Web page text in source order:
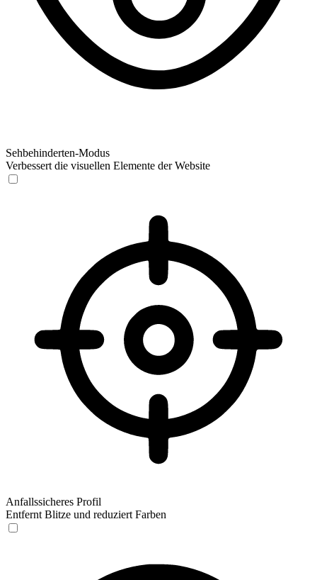
Sehbehinderten-Modus
Verbessert die visuellen Elemente der Website
Anfallssicheres Profil
Entfernt Blitze und reduziert Farben